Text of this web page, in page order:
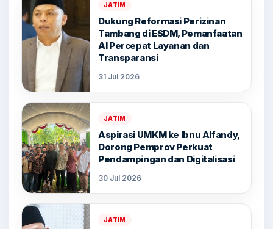
JATIM
Dukung Reformasi Perizinan
Tambang di ESDM, Pemanfaatan
AI Percepat Layanan dan
Transparansi
31 Jul 2026
JATIM
Aspirasi UMKM ke Ibnu Alfandy,
Dorong Pemprov Perkuat
Pendampingan dan Digitalisasi
30 Jul 2026
JATIM